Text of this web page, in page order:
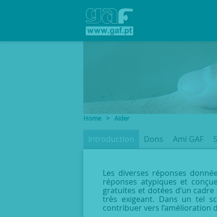
Home > Aider
Introduction Dons Ami GAF
Les diverses réponses
réponses atypiques et
gratuites et dotées d’un
très exigeant. Dans un tel
contribuer vers l’amélioration